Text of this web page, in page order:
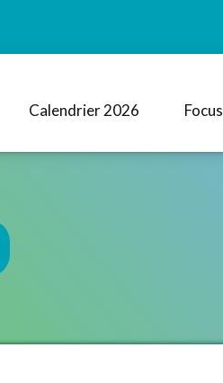
Calendrier 2026 Focus